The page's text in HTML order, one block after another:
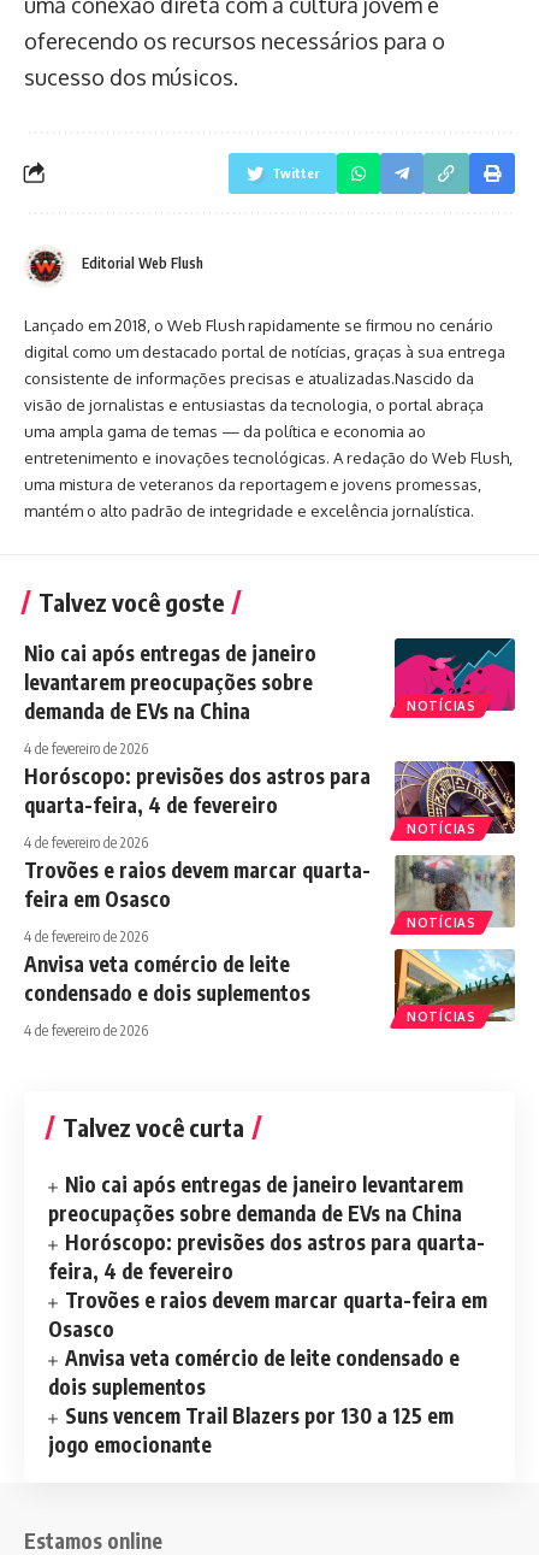
uma conexão direta com a cultura jovem e
oferecendo os recursos necessários para o
sucesso dos músicos.
Twitter
Editorial Web Flush
Lançado em 2018, o Web Flush rapidamente se firmou no cenário
digital como um destacado portal de notícias, graças à sua entrega
consistente de informações precisas e atualizadas.Nascido da
visão de jornalistas e entusiastas da tecnologia, o portal abraça
uma ampla gama de temas — da política e economia ao
entretenimento e inovações tecnológicas. A redação do Web Flush,
uma mistura de veteranos da reportagem e jovens promessas,
mantém o alto padrão de integridade e excelência jornalística.
Talvez você goste
NOTÍCIAS
Nio cai após entregas de janeiro
levantarem preocupações sobre
demanda de EVs na China
4 de fevereiro de 2026
NOTÍCIAS
Horóscopo: previsões dos astros para
quarta-feira, 4 de fevereiro
4 de fevereiro de 2026
NOTÍCIAS
Trovões e raios devem marcar quarta-
feira em Osasco
4 de fevereiro de 2026
NOTÍCIAS
Anvisa veta comércio de leite
condensado e dois suplementos
4 de fevereiro de 2026
Talvez você curta
Nio cai após entregas de janeiro levantarem
preocupações sobre demanda de EVs na China
Horóscopo: previsões dos astros para quarta-
feira, 4 de fevereiro
Trovões e raios devem marcar quarta-feira em
Osasco
Anvisa veta comércio de leite condensado e
dois suplementos
Suns vencem Trail Blazers por 130 a 125 em
jogo emocionante
Estamos online